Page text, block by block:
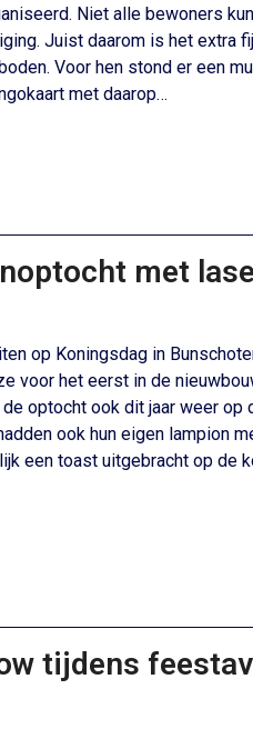
Niet alle bewoners
Juist daarom is het extra
Voor hen stond er een
met daarop…
met
op Koningsdag in
voor het eerst in de
optocht ook dit jaar weer
ook hun eigen lampion
een toast uitgebracht op de
tijdens